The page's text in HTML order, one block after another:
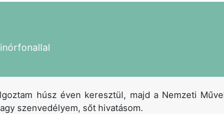
húsz éven keresztül, majd a Nemzeti
szenvedélyem, sőt hivatásom.